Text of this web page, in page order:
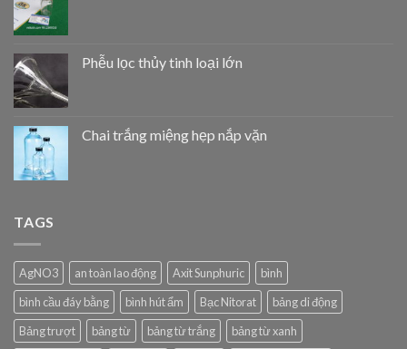
Phễu lọc thủy tinh loại lớn
Chai trắng miệng hẹp nắp vặn
TAGS
AgNO3 an toàn lao động Axit Sunphuric
bình
bình cầu đáy bằng
bình hút ẩm Bạc Nitorat
bảng di động
Bảng trượt
bảng từ bảng từ trắng bảng từ xanh